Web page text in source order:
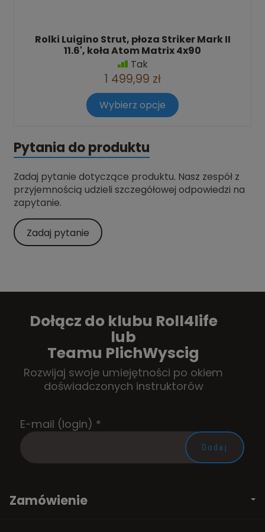
Rolki Luigino Strut, płoza Striker Mark II
11.6', koła Atom Matrix 4x90
Tak
1 499,99 zł
Wybierz opcje
Pytania do produktu
Zadaj pytanie dotyczące produktu. Nasz zespół z
przyjemnością udzieli szczegółowej odpowiedzi na
zapytanie.
Zadaj pytanie
Dołącz do klubu Roll4life
lub
Teamu PlichWyscig
Rozwijaj swoje umiejętności po okiem
doświadczonych instruktorów
E-mail (login) *
Zamówienie